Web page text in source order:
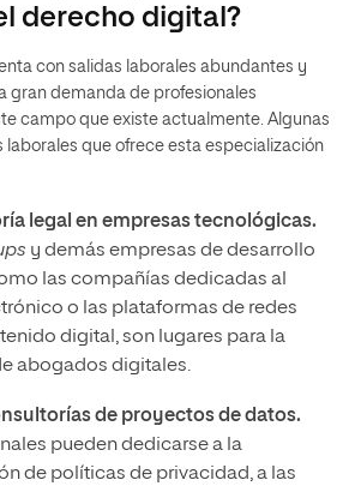
derecho digital?
con salidas laborales abundantes y
gran demanda de profesionales
campo que existe actualmente. Algunas
laborales que ofrece esta especialización
legal en empresas tecnológicas.
y demás empresas de desarrollo
las compañías dedicadas al
o las plataformas de redes
digital, son lugares para la
abogados digitales.
de proyectos de datos.
pueden dedicarse a la
de políticas de privacidad, a las